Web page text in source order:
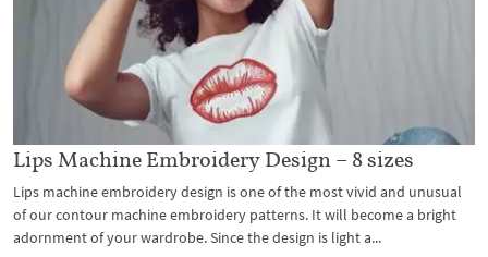
Lips Machine Embroidery Design – 8 sizes
Lips machine embroidery design is one of the most vivid and unusual
of our contour machine embroidery patterns. It will become a bright
adornment of your wardrobe. Since the design is light a...